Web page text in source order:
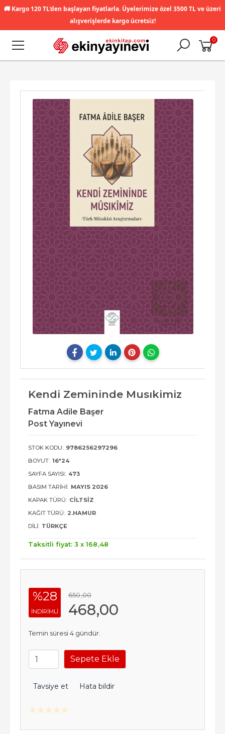
🚚 Kargo 120 TL'den başlayan fiyatlarla. Üyelerimize özel 3500 TL ve üzeri
alışverişlerde kargo ücretsiz!
0
Kendi Zemininde Musıkimiz
Fatma Adile Başer
Post Yayınevi
STOK KODU: 9786256297296
BOYUT: 16*24
SAYFA SAYISI: 473
BASIM TARIHI: MAYIS 2026
KAPAK TÜRÜ: CILTSIZ
KAĞIT TÜRÜ: 2.HAMUR
DILI: TÜRKÇE
Taksitli fiyat: 3 x 168 ,48
%28
INDIRIMLI
650,00
468,00
Temin süresi 4 gündür.
Sepete Ekle
Tavsiye et Hata bildir